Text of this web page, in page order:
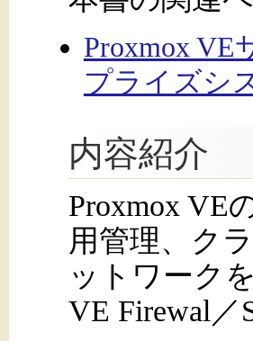
Proxmox
プライズシ
内容紹介
Proxmox VE
用管理、ク
ットワーク
VE Firewal